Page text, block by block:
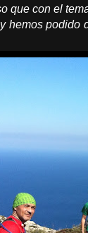
que con el
hemos podido